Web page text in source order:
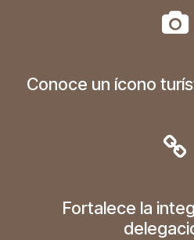
Conoce un ícono
Fortalece la